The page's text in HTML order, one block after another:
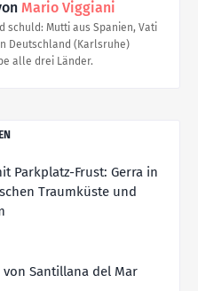
Mario Viggiani
schuld: Mutti aus Spanien, Vati
Deutschland (Karlsruhe)
alle drei Länder.
Parkplatz-Frust: Gerra in
Traumküste und
Santillana del Mar